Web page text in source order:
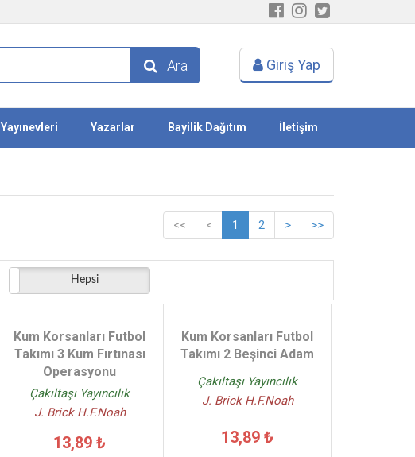
Ara Giriş Yap
Yayınevleri Yazarlar Bayilik Dağıtım İletişim
<< < 1 2 > >>
Hepsi
Kum Korsanları Futbol
Takımı 3 Kum Fırtınası
Operasyonu
Çakıltaşı Yayıncılık
J. Brick H.F.Noah
13,89 ₺
Kum Korsanları Futbol
Takımı 2 Beşinci Adam
Çakıltaşı Yayıncılık
J. Brick H.F.Noah
13,89 ₺